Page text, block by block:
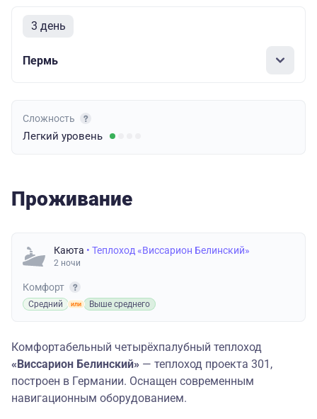
3 день
Пермь
Сложность
Легкий уровень
Проживание
Каюта • Теплоход «Виссарион Белинский»
2 ночи
Комфорт
Средний Выше среднего
Комфортабельный четырёхпалубный теплоход
«Виссарион Белинский» — теплоход проекта 301,
построен в Германии. Оснащен современным
навигационным оборудованием.